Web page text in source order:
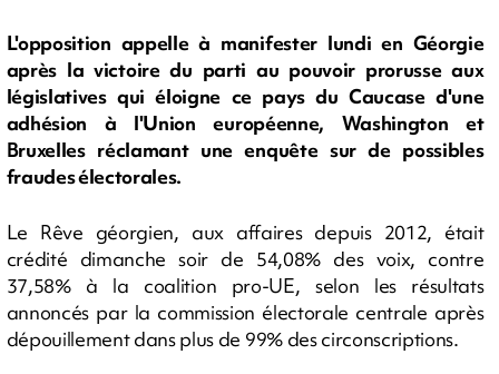
L'opposition appelle à manifester lundi en Géorgie
après la victoire du parti au pouvoir prorusse aux
législatives qui éloigne ce pays du Caucase d'une
adhésion à l'Union européenne, Washington et
Bruxelles réclamant une enquête sur de possibles
fraudes électorales.
Le Rêve géorgien, aux affaires depuis 2012, était
crédité dimanche soir de 54,08% des voix, contre
37,58% à la coalition pro-UE, selon les résultats
annoncés par la commission électorale centrale après
dépouillement dans plus de 99% des circonscriptions.